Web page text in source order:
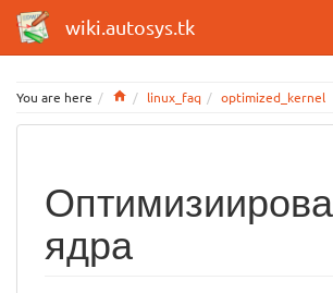
wiki.autosys.tk
You are here Homelinux_faq optimized_kernel
ядра